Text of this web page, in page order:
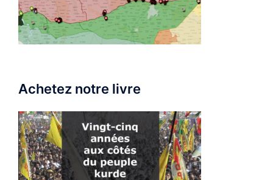
Achetez notre livre